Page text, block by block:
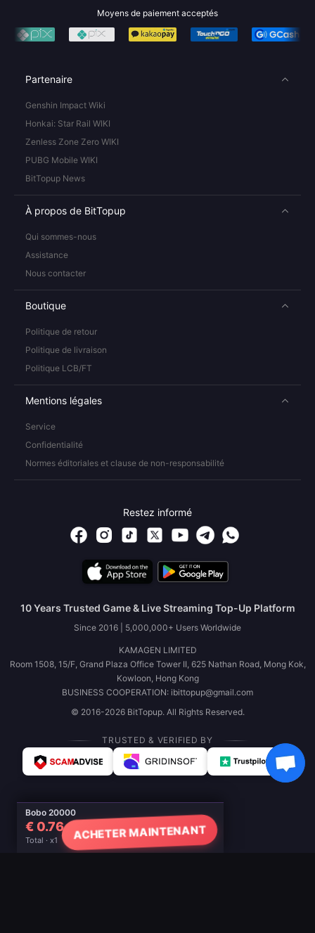
Bobo 20000
€ 0.76
Total · x1
ACHETER MAINTENANT
Moyens de paiement acceptés
Partenaire
Genshin Impact Wiki
Honkai: Star Rail WIKI
Zenless Zone Zero WIKI
PUBG Mobile WIKI
BitTopup News
À propos de BitTopup
Qui sommes-nous
Assistance
Nous contacter
Boutique
Politique de retour
Politique de livraison
Politique LCB/FT
Mentions légales
Service
Confidentialité
Normes éditoriales et clause de non-responsabilité
Restez informé
10 Years Trusted Game & Live Streaming Top-Up Platform
Since 2016 | 5,000,000+ Users Worldwide
KAMAGEN LIMITED
Room 1508, 15/F, Grand Plaza Office Tower II, 625 Nathan Road, Mong Kok,
Kowloon, Hong Kong
BUSINESS COOPERATION: ibittopup@gmail.com
© 2016-2026 BitTopup. All Rights Reserved.
TRUSTED & VERIFIED BY